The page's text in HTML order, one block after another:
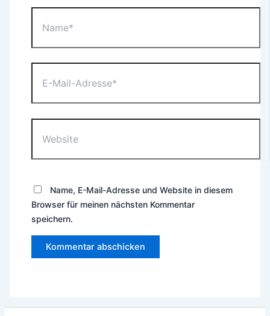
Mail-
Name, E-Mail-Adresse und Website in diesem
Browser für meinen nächsten Kommentar
speichern.